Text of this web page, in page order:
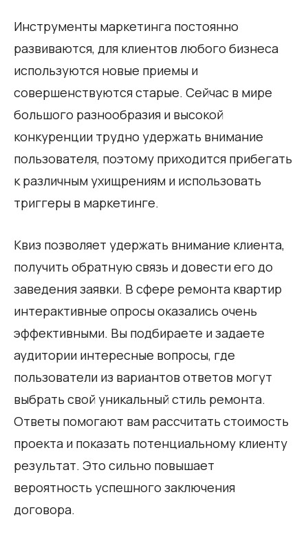
Инструменты маркетинга постоянно
развиваются, для клиентов любого бизнеса
используются новые приемы и
совершенствуются старые. Сейчас в мире
большого разнообразия и высокой
конкуренции трудно удержать внимание
пользователя, поэтому приходится прибегать
к различным ухищрениям и использовать
триггеры в маркетинге.
Квиз позволяет удержать внимание клиента,
получить обратную связь и довести его до
заведения заявки. В сфере ремонта квартир
интерактивные опросы оказались очень
эффективными. Вы подбираете и задаете
аудитории интересные вопросы, где
пользователи из вариантов ответов могут
выбрать свой уникальный стиль ремонта.
Ответы помогают вам рассчитать стоимость
проекта и показать потенциальному клиенту
результат. Это сильно повышает
вероятность успешного заключения
договора.